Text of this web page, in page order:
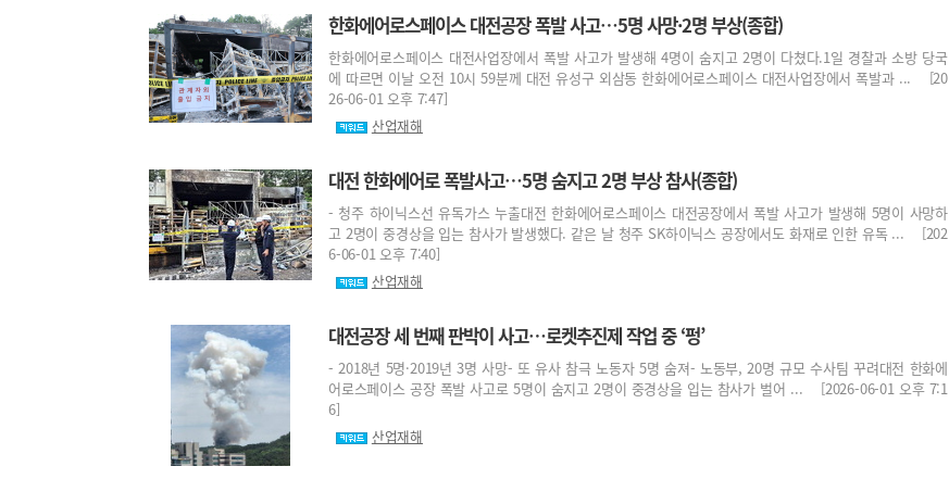
한화에어로스페이스 대전공장 폭발 사고…5명 사망·2명 부상(종합)
한화에어로스페이스 대전사업장에서 폭발 사고가 발생해 4명이 숨지고 2명이 다쳤다.1일 경찰과 소방 당국
에 따르면 이날 오전 10시 59분께 대전 유성구 외삼동 한화에어로스페이스 대전사업장에서 폭발과 ... [20
26-06-01 오후 7:47]
산업재해
대전 한화에어로 폭발사고…5명 숨지고 2명 부상 참사(종합)
- 청주 하이닉스선 유독가스 누출대전 한화에어로스페이스 대전공장에서 폭발 사고가 발생해 5명이 사망하
고 2명이 중경상을 입는 참사가 발생했다. 같은 날 청주 SK하이닉스 공장에서도 화재로 인한 유독 ... [202
6-06-01 오후 7:40]
산업재해
대전공장 세 번째 판박이 사고…로켓추진제 작업 중 ‘펑’
- 2018년 5명·2019년 3명 사망- 또 유사 참극 노동자 5명 숨져- 노동부, 20명 규모 수사팀 꾸려대전 한화에
어로스페이스 공장 폭발 사고로 5명이 숨지고 2명이 중경상을 입는 참사가 벌어 ... [2026-06-01 오후 7:1
6]
산업재해